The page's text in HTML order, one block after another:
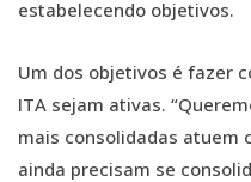
estabelecendo objetivos.
Um dos objetivos é fazer
ITA sejam ativas.
mais consolidadas atuem
ainda precisam se